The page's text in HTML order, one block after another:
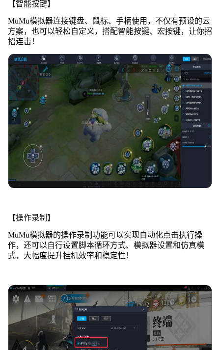
【智能按键】
MuMu模拟器连接键盘、鼠标、手柄使用，不仅有预设的云
方案，也可以轻松自定义，搭配智能按键、宏按键，让你招
招连击！
【操作录制】
MuMu模拟器的操作录制功能可以实现自动化点击执行操
作，还可以自行设置脚本循环方式、模拟器设置和仿真模
式，大幅度提升挂机效率和稳定性！